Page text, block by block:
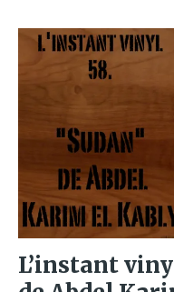
L’instant